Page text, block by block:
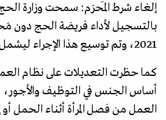
إلغاء شرط المَحرَم: سمحت وزارة
بالتسجيل لأداء فريضة الحج دون
2021، وتم توسيع هذا الإجراء ليشمل العمرة في عام 2022.
كما حظرت التعديلات على نظام
أساس الجنس في التوظيف
العمل من فصل المرأة أثناء الحمل أو